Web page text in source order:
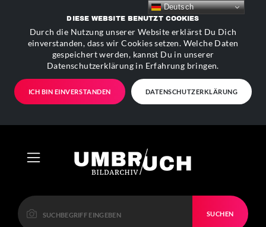
DIESE WEBSITE BENUTZT COOKIES
Durch die Nutzung unserer Website erklärst Du Dich
einverstanden, dass wir Cookies setzen. Welche Daten
gespeichert werden, kannst Du in unserer
Datenschutzerklärung in Erfahrung bringen.
ICH BIN EINVERSTANDEN DATENSCHUTZERKLÄRUNG
SUCHEN
Deutsch